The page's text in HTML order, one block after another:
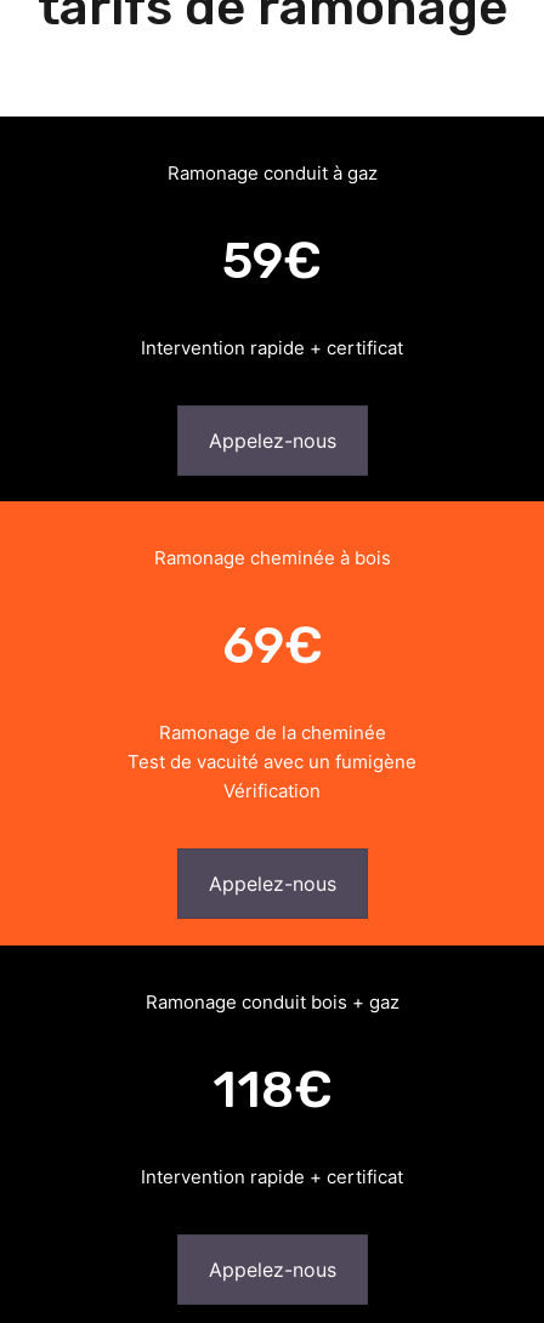
Ramonage conduit à gaz
59€
Intervention rapide + certificat
Appelez-nous
Ramonage cheminée à bois
69€
Ramonage de la cheminée
Test de vacuité avec un fumigène
Vérification
Appelez-nous
Ramonage conduit bois + gaz
118€
Intervention rapide + certificat
Appelez-nous